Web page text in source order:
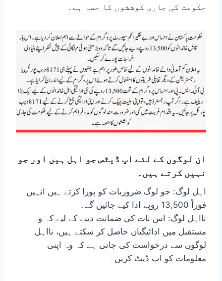
حکومت کی جاری کوششوں کا حصہ ہے۔
ان لوگوں کے لئے اپ ڈیٹس جو اہل ہیں اور جو
نہیں کرتے ہیں۔
اہل لوگ: جو لوگ ضروریات کو پورا کرتے ہیں انہیں
فوراً 13,500 روپے ادا کیے جائیں گے۔
نااہل لوگ: اس بات کی ضمانت دینے کے لیے کہ وہ
مستقبل میں ادائیگیاں حاصل کر سکتے ہیں، نااہل
لوگوں سے درخواست کی جاتی ہے کہ وہ اپنی
معلومات کو اپ ڈیٹ کریں۔